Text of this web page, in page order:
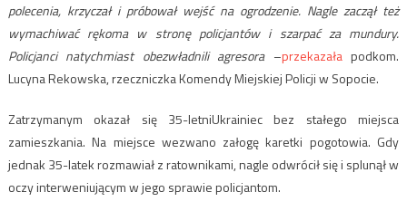
polecenia, krzyczał i próbował wejść na ogrodzenie. Nagle zaczął też
wymachiwać rękoma w stronę policjantów i szarpać za mundury.
Policjanci natychmiast obezwładnili agresora–przekazałapodkom.
Lucyna Rekowska, rzeczniczka Komendy Miejskiej Policji w Sopocie.
Zatrzymanym okazał się 35-letniUkrainiec bez stałego miejsca
zamieszkania. Na miejsce wezwano załogę karetki pogotowia. Gdy
jednak 35-latek rozmawiał z ratownikami, nagle odwrócił się i splunął w
oczy interweniującym w jego sprawie policjantom.